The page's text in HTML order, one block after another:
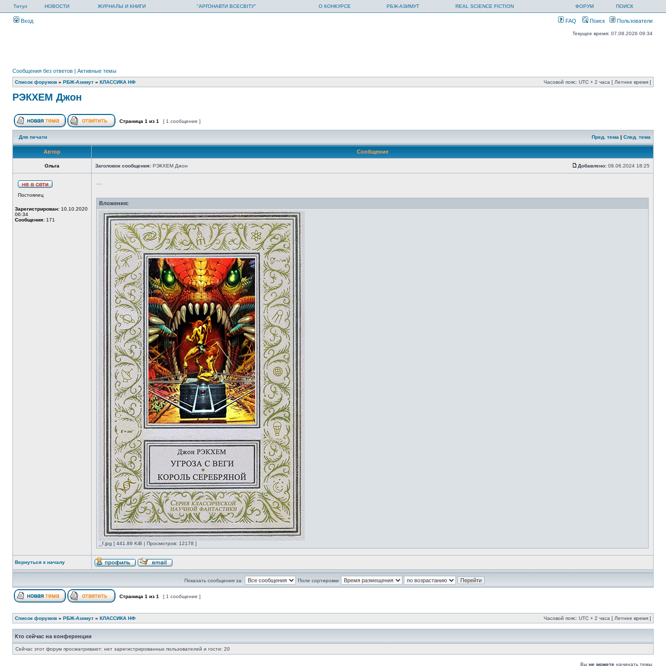
Титул НОВОСТИ ЖУРНАЛЫ И КНИГИ "АРГОНАВТИ ВСЕСВІТУ" О КОНКУРСЕ РБЖ-АЗИМУТ REAL SCIENCE FICTION ФОРУМ ПОИСК
Вход FAQ Поиск Пользователи
Текущее время: 07.08.2026 09:34
Сообщения без ответов | Активные темы
Список форумов » РБЖ-Азимут » КЛАССИКА НФ Часовой пояс: UTC + 2 часа [ Летнее время ]
РЭКХЕМ Джон
Страница 1 из 1 [ 1 сообщение ]
Для печати Пред. тема | След. тема
Автор Сообщение
Ольга Заголовок сообщения: РЭКХЕМ Джон Добавлено: 08.06.2024 18:25
Постоялец
Зарегистрирован: 10.10.2020
06:34
Сообщения: 171
...
Вложения:
_f.jpg [ 441.89 KiB | Просмотров: 12178 ]
Вернуться к началу
Показать сообщения за: Поле сортировки
Страница 1 из 1 [ 1 сообщение ]
Список форумов » РБЖ-Азимут » КЛАССИКА НФ Часовой пояс: UTC + 2 часа [ Летнее время ]
Кто сейчас на конференции
Сейчас этот форум просматривают: нет зарегистрированных пользователей и гости: 20
Вы не можете начинать темы